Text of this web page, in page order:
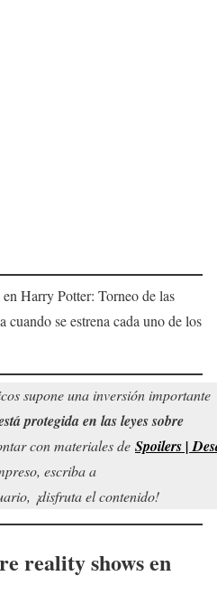
Harry Potter: Torneo de las
cuando se estrena cada uno de los
supone una inversión importante
protegida en las leyes sobre
con materiales de Spoilers |
escriba a
¡disfruta el contenido!
reality shows en